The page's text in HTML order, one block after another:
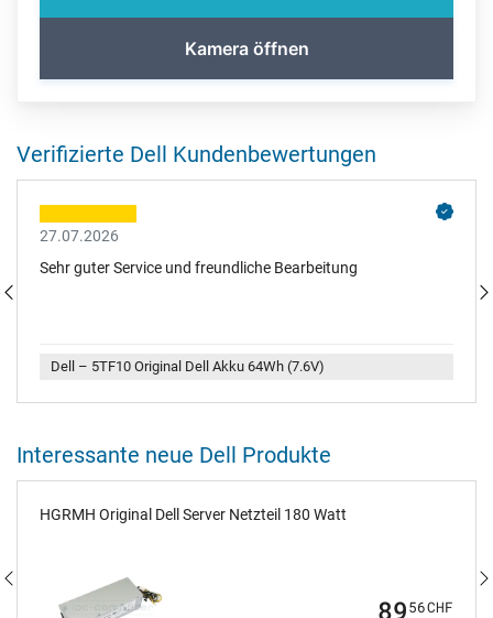
Kamera öffnen
Verifizierte Dell Kundenbewertungen
27.07.2026
Sehr guter Service und freundliche Bearbeitung
Dell – 5TF10 Original Dell Akku 64Wh (7.6V)
Interessante neue Dell Produkte
HGRMH Original Dell Server Netzteil 180 Watt
8956CHF